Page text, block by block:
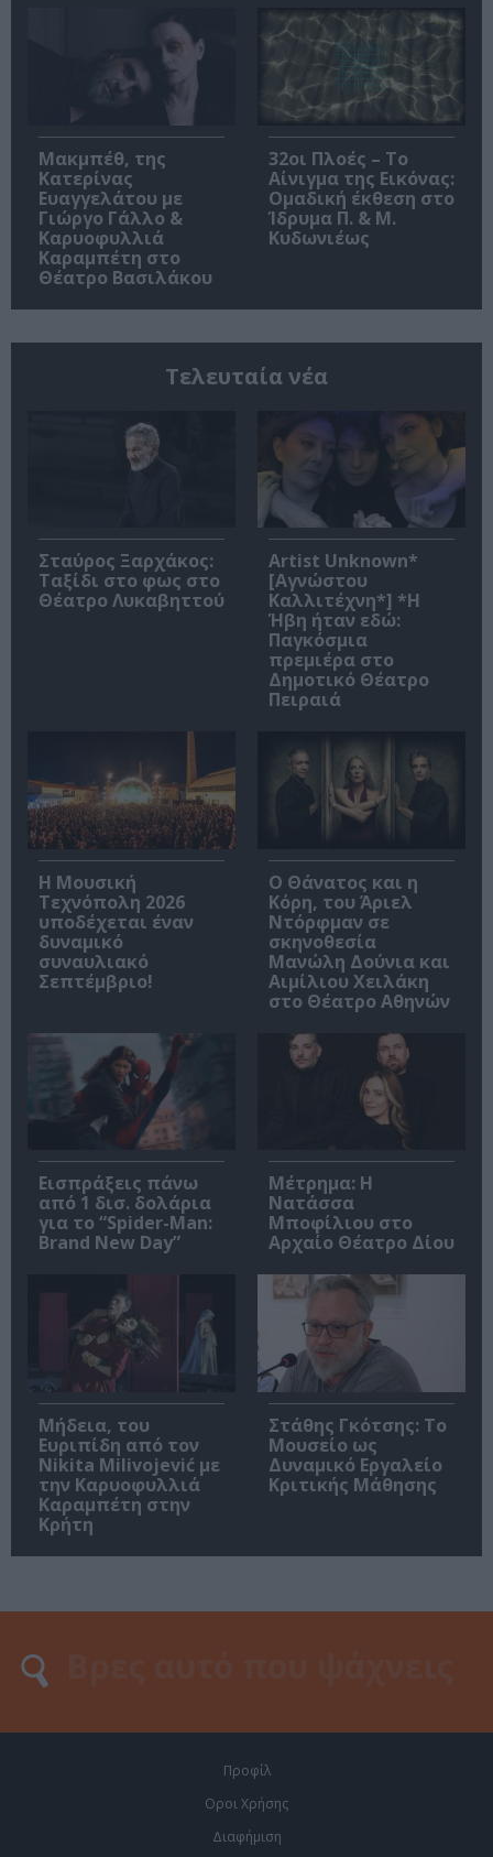
Μακμπέθ, της
Κατερίνας
Ευαγγελάτου με
Γιώργο Γάλλο &
Καρυοφυλλιά
Καραμπέτη στο
Θέατρο Βασιλάκου
32οι Πλοές – Το
Αίνιγμα της Εικόνας:
Ομαδική έκθεση στο
Ίδρυμα Π. & Μ.
Κυδωνιέως
Τελευταία νέα
Σταύρος Ξαρχάκος:
Ταξίδι στο φως στο
Θέατρο Λυκαβηττού
Artist Unknown*
[Αγνώστου
Καλλιτέχνη*] *Η
Ήβη ήταν εδώ:
Παγκόσμια
πρεμιέρα στο
Δημοτικό Θέατρο
Πειραιά
Η Μουσική
Τεχνόπολη 2026
υποδέχεται έναν
δυναμικό
συναυλιακό
Σεπτέμβριο!
Ο Θάνατος και η
Κόρη, του Άριελ
Ντόρφμαν σε
σκηνοθεσία
Μανώλη Δούνια και
Αιμίλιου Χειλάκη
στο Θέατρο Αθηνών
Εισπράξεις πάνω
από 1 δισ. δολάρια
για το “Spider-Man:
Brand New Day”
Μέτρημα: Η
Νατάσσα
Μποφίλιου στο
Αρχαίο Θέατρο Δίου
Μήδεια, του
Ευριπίδη από τον
Nikita Milivojević με
την Καρυοφυλλιά
Καραμπέτη στην
Κρήτη
Στάθης Γκότσης: Το
Μουσείο ως
Δυναμικό Εργαλείο
Κριτικής Μάθησης
Προφίλ
Οροι Χρήσης
Διαφήμιση